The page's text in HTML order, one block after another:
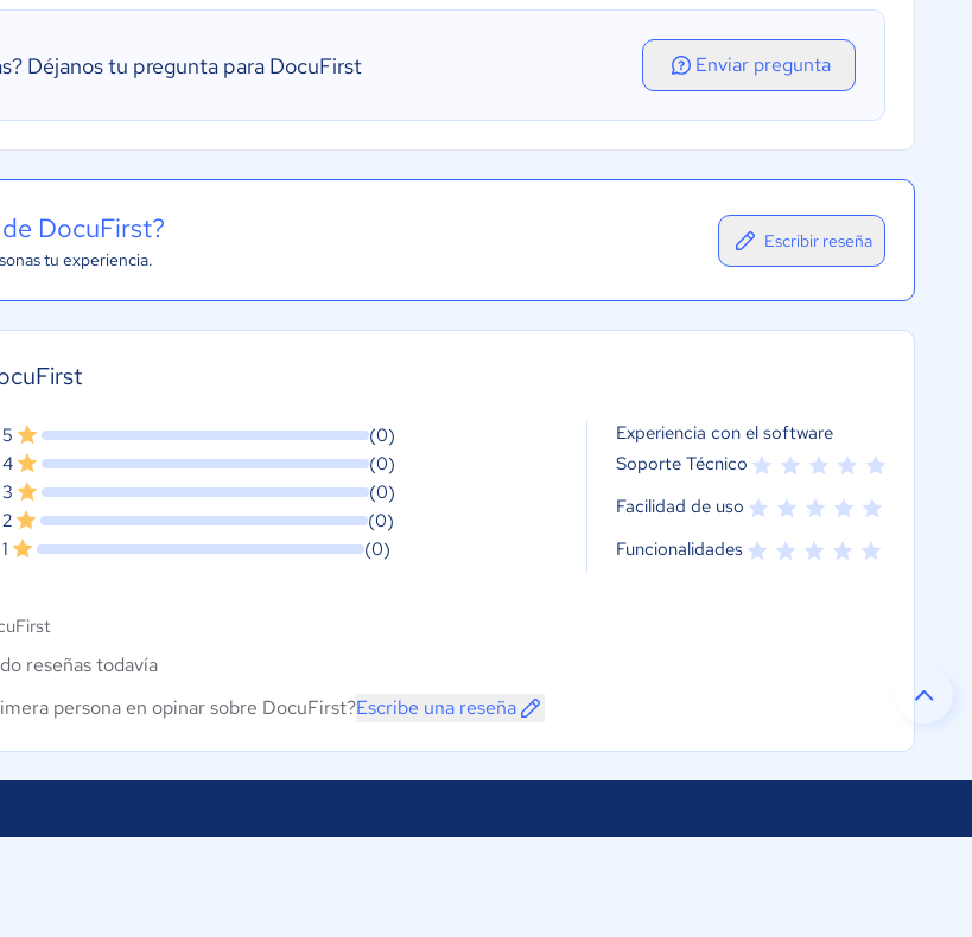
Déjanos tu pregunta para DocuFirst Enviar pregunta
DocuFirst?
tu experiencia.
Escribir reseña
5
(0)
4
(0)
3
(0)
2
(0)
1
(0)
Experiencia con el software
Soporte Técnico
Facilidad de uso
Funcionalidades
reseñas todavía
persona en opinar sobre DocuFirst?Escribe una reseña